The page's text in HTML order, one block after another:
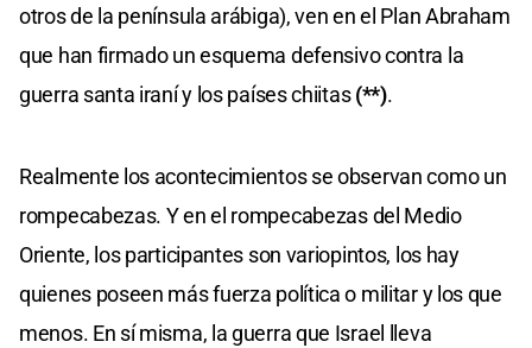
otros de la península arábiga), ven en el Plan Abraham
que han firmado un esquema defensivo contra la
guerra santa iraní y los países chiitas(**).
Realmente los acontecimientos se observan como un
rompecabezas. Y en el rompecabezas del Medio
Oriente, los participantes son variopintos, los hay
quienes poseen más fuerza política o militar y los que
menos. En sí misma, la guerra que Israel lleva